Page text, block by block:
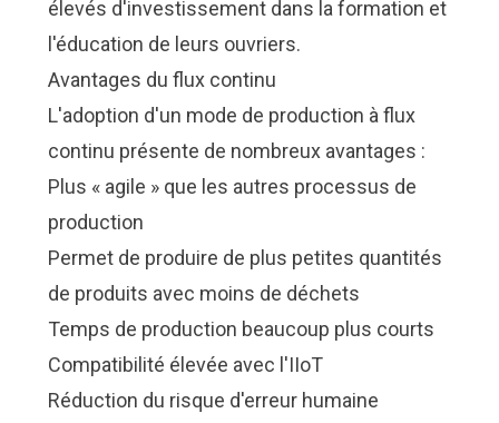
élevés d'investissement dans la formation et
l'éducation de leurs ouvriers.
Avantages du flux continu
L'adoption d'un mode de production à flux
continu présente de nombreux avantages :
Plus « agile » que les autres processus de
production
Permet de produire de plus petites quantités
de produits avec moins de déchets
Temps de production beaucoup plus courts
Compatibilité élevée avec l'IIoT
Réduction du risque d'erreur humaine